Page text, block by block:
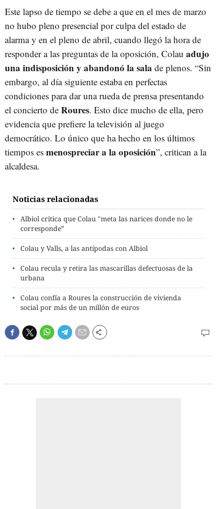
Este lapso de tiempo se debe a que en el mes de marzo
no hubo pleno presencial por culpa del estado de
alarma y en el pleno de abril, cuando llegó la hora de
responder a las preguntas de la oposición, Colau adujo
una indisposición y abandonó la sala de plenos. “Sin
embargo, al día siguiente estaba en perfectas
condiciones para dar una rueda de prensa presentando
el concierto de Roures. Esto dice mucho de ella, pero
evidencia que prefiere la televisión al juego
democrático. Lo único que ha hecho en los últimos
tiempos es menospreciar a la oposición”, critican a la
alcaldesa.
Noticias relacionadas
Albiol critica que Colau "meta las narices donde no le
corresponde”
Colau y Valls, a las antípodas con Albiol
Colau recula y retira las mascarillas defectuosas de la
urbana
Colau confía a Roures la construcción de vivienda
social por más de un millón de euros